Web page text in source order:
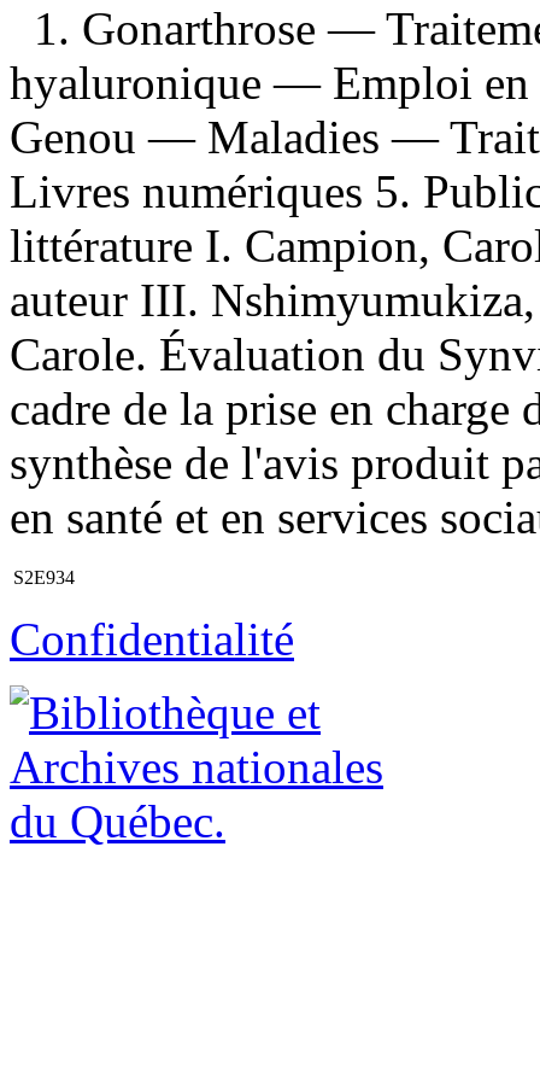
1. Gonarthrose —
hyaluronique — Emploi
Genou — Maladies —
Livres numériques 5.
littérature I. Campion,
auteur III.
Carole. Évaluation du
cadre de la prise en charge
synthèse de l'avis produit
en santé et en services
S2E934
Confidentialité